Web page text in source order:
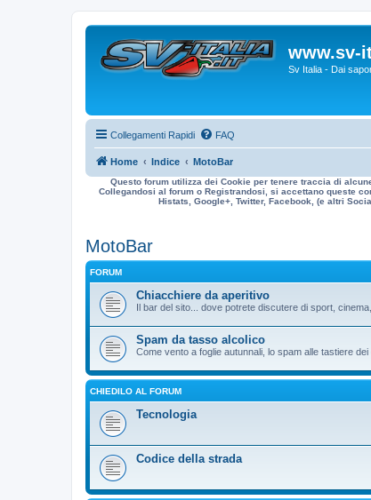
www.sv-
Sv Italia - Dai
Collegamenti Rapidi FAQ
Home Indice MotoBar
Questo forum utilizza dei Cookie per tenere traccia di
Collegandosi al forum o Registrandosi, si accettano queste
Histats, Google+, Twitter, Facebook, (e altri
MotoBar
FORUM
Chiacchiere da aperitivo
Il bar del sito... dove potrete discutere di sport,
Spam da tasso alcolico
Come vento a foglie autunnali, lo spam alle tastiere dei
CHIEDILO AL FORUM
Tecnologia
Codice della strada